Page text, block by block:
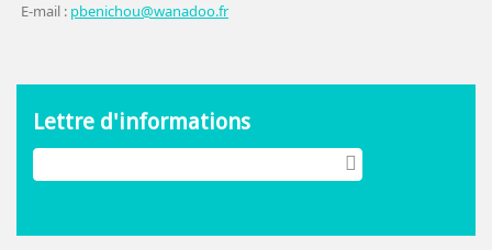
E-mail : pbenichou@wanadoo.fr
Lettre d'informations